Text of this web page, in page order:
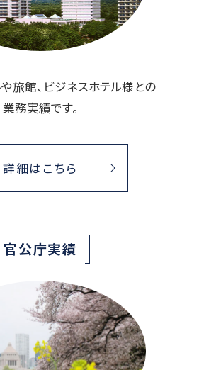
旅館、ビジネスホテル様との
業務実績です。
詳細はこちら
官公庁実績